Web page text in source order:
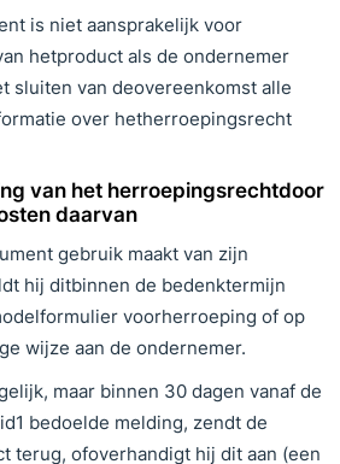
is niet aansprakelijk voor
hetproduct als de ondernemer
sluiten van deovereenkomst alle
over hetherroepingsrecht
van het herroepingsrechtdoor
daarvan
gebruik maakt van zijn
hij ditbinnen de bedenktermijn
voorherroeping of op
wijze aan de ondernemer.
maar binnen 30 dagen vanaf de
bedoelde melding, zendt de
terug, ofoverhandigt hij dit aan (een